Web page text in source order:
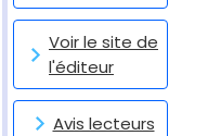
Voir le site de
l'éditeur
Avis lecteurs